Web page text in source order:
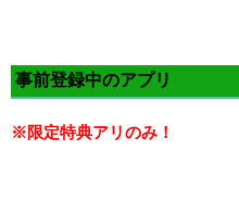
事前登録中のアプリ
※限定特典アリのみ！